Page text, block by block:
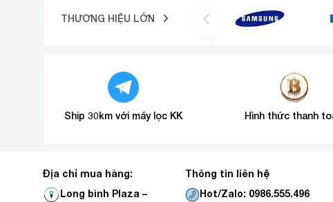
THƯƠNG HIỆU LỚN
Ship 30km với máy lọc KK Hình thức thanh
Địa chỉ mua hàng:
Long bình Plaza –
Thông tin liên hệ
Hot/Zalo: 0986.555.496